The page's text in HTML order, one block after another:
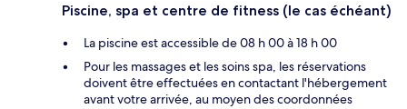
Piscine, spa et centre de fitness (le cas échéant)
La piscine est accessible de 08 h 00 à 18 h 00
Pour les massages et les soins spa, les réservations
doivent être effectuées en contactant l'hébergement
avant votre arrivée, au moyen des coordonnées